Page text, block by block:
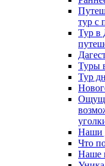
тур с
Тур в
Туры
Тур
Наши
Что
Наше